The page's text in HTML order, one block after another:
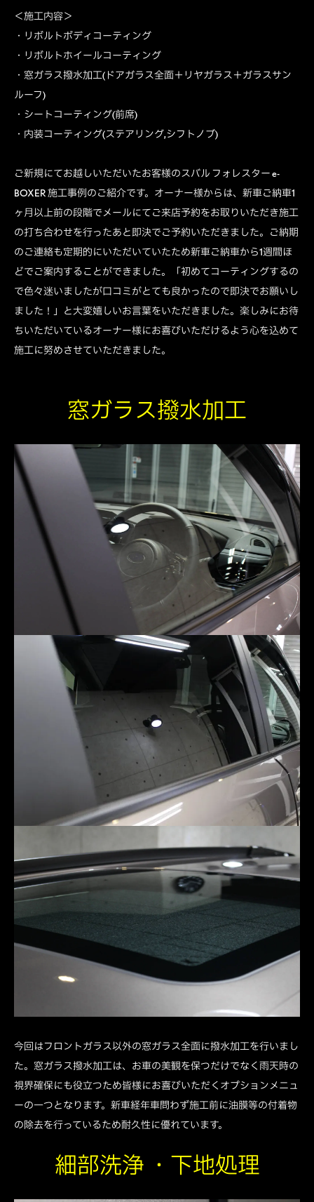
＜施工内容＞
・リボルトボディコーティング
・リボルトホイールコーティング
・窓ガラス撥水加工(ドアガラス全面＋リヤガラス＋ガラスサン
ルーフ)
・シートコーティング(前席)
・内装コーティング(ステアリング,シフトノブ)
ご新規にてお越しいただいたお客様のスバル フォレスター e-
BOXER 施工事例のご紹介です。オーナー様からは、新車ご納車1
ヶ月以上前の段階でメールにてご来店予約をお取りいただき施工
の打ち合わせを行ったあと即決でご予約いただきました。ご納期
のご連絡も定期的にいただいていたため新車ご納車から1週間ほ
どでご案内することができました。「初めてコーティングするの
で色々迷いましたが口コミがとても良かったので即決でお願いし
ました！」と大変嬉しいお言葉をいただきました。楽しみにお待
ちいただいているオーナー様にお喜びいただけるよう心を込めて
施工に努めさせていただきました。
窓ガラス撥水加工
今回はフロントガラス以外の窓ガラス全面に撥水加工を行いまし
た。窓ガラス撥水加工は、お車の美観を保つだけでなく雨天時の
視界確保にも役立つため皆様にお喜びいただくオプションメニュ
ーの一つとなります。新車経年車問わず施工前に油膜等の付着物
の除去を行っているため耐久性に優れています。
細部洗浄 ・下地処理